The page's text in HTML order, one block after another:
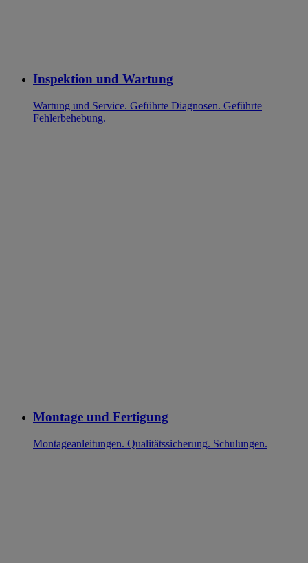
Inspektion und Wartung
Wartung und Service. Geführte Diagnosen. Geführte
Fehlerbehebung.
Montage und Fertigung
Montageanleitungen. Qualitätssicherung. Schulungen.